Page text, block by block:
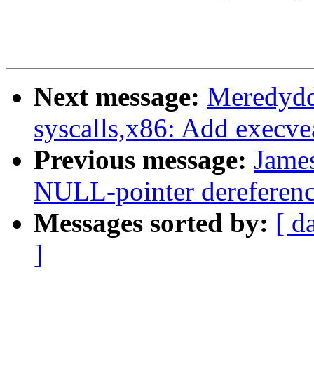
Next message:
syscalls,x86: Add
Previous message:
NULL-pointer
Messages sorted by: [
]